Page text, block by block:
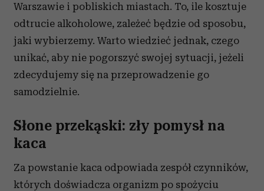
Warszawie i pobliskich miastach. To, ile kosztuje
odtrucie alkoholowe, zależeć będzie od sposobu,
jaki wybierzemy. Warto wiedzieć jednak, czego
unikać, aby nie pogorszyć swojej sytuacji, jeżeli
zdecydujemy się na przeprowadzenie go
samodzielnie.
Słone przekąski: zły pomysł na
kaca
Za powstanie kaca odpowiada zespół czynników,
których doświadcza organizm po spożyciu